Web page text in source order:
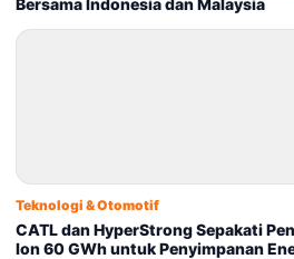
Teknologi & Otomotif
CATL dan HyperStrong Sepakati
Ion 60 GWh untuk Penyimpanan